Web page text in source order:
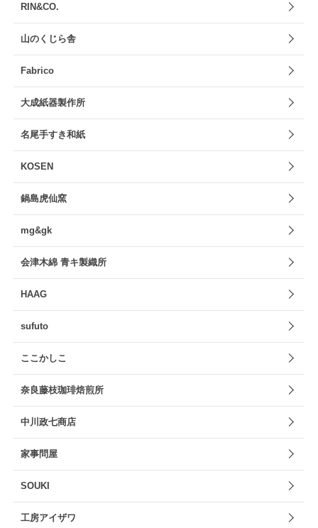
RIN&CO.
山のくじら舎
Fabrico
大成紙器製作所
名尾手すき和紙
KOSEN
鍋島虎仙窯
mg&gk
会津木綿 青キ製織所
HAAG
sufuto
ここかしこ
奈良藤枝珈琲焙煎所
中川政七商店
家事問屋
SOUKI
工房アイザワ